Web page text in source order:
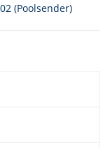
(Poolsender)